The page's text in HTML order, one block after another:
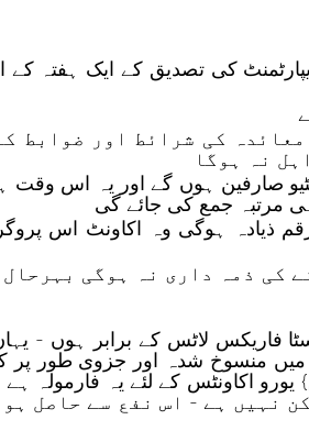
ڈیپارٹمنٹ کی تصدیق کے ایک ہفتہ کے
کی شرائط اور ضوابط
نہ ہوگا
پارٹنر کے اکاونٹ میں تب جمع کی جائے گی کہ اگر اس کے ایفی لی ایٹ گروپ میں 10 ایکٹیو صارفین ہوں گے
ذیادہ ہوگی وہ اکاونٹ اس
کرنے کی ذمہ داری نہ ہوگی
ڈالرز کی ایفی لی ایٹ کمیشن نکلوا سکتا ہے کہ اگر خرید اور فروخت کی ڈیلز ایکس * 3 انسٹا فاریکس لاٹس
منسوخ شدہ اور جزوی طور پر
کچھ اس طرح سے ہوگا ایکس * 3 / 30 {انسٹا فاریکس لاٹس} یورو اکاونٹس کے لئے یہ
نہیں ہے - اس نفع سے حاصل